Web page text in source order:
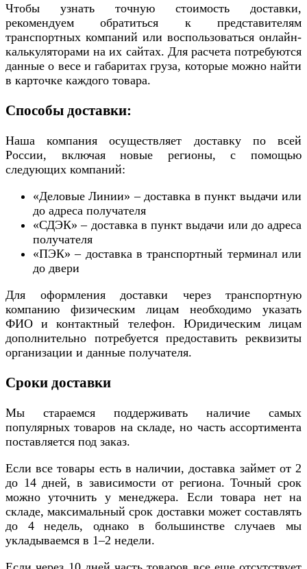
Чтобы узнать точную стоимость доставки,
рекомендуем обратиться к представителям
транспортных компаний или воспользоваться онлайн-
калькуляторами на их сайтах. Для расчета потребуются
данные о весе и габаритах груза, которые можно найти
в карточке каждого товара.
Способы доставки:
Наша компания осуществляет доставку по всей
России, включая новые регионы, с помощью
следующих компаний:
«Деловые Линии» – доставка в пункт выдачи или
до адреса получателя
«СДЭК» – доставка в пункт выдачи или до адреса
получателя
«ПЭК» – доставка в транспортный терминал или
до двери
Для оформления доставки через транспортную
компанию физическим лицам необходимо указать
ФИО и контактный телефон. Юридическим лицам
дополнительно потребуется предоставить реквизиты
организации и данные получателя.
Сроки доставки
Мы стараемся поддерживать наличие самых
популярных товаров на складе, но часть ассортимента
поставляется под заказ.
Если все товары есть в наличии, доставка займет от 2
до 14 дней, в зависимости от региона. Точный срок
можно уточнить у менеджера. Если товара нет на
складе, максимальный срок доставки может составлять
до 4 недель, однако в большинстве случаев мы
укладываемся в 1–2 недели.